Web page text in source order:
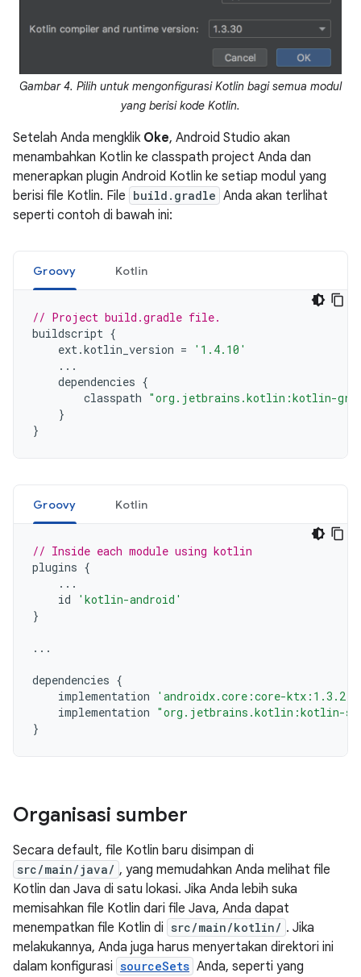
Gambar 4. Pilih untuk mengonfigurasi Kotlin bagi semua modul
yang berisi kode Kotlin.
Setelah Anda mengklik Oke, Android Studio akan
menambahkan Kotlin ke classpath project Anda dan
menerapkan plugin Android Kotlin ke setiap modul yang
berisi file Kotlin. File build.gradle Anda akan terlihat
seperti contoh di bawah ini:
Groovy Kotlin
// Project build.gradle file.
buildscript {
ext.kotlin_version =
'1.4.10'
...
dependencies {
classpath "org.jetbrains.kotlin:kotlin-
}
}
Groovy Kotlin
// Inside each module using kotlin
plugins {
...
id
'kotlin-android'
}
...
dependencies {
implementation
'androidx.core:core-ktx:1.3.2'
implementation "org.jetbrains.kotlin:kotlin-
}
Organisasi sumber
Secara default, file Kotlin baru disimpan di
src/main/java/ , yang memudahkan Anda melihat file
Kotlin dan Java di satu lokasi. Jika Anda lebih suka
memisahkan file Kotlin dari file Java, Anda dapat
menempatkan file Kotlin di src/main/kotlin/ . Jika
melakukannya, Anda juga harus menyertakan direktori ini
dalam konfigurasi sourceSets Anda, seperti yang